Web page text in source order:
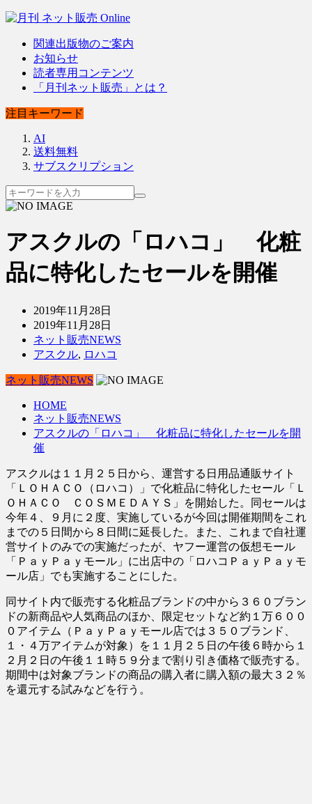
関連出版物のご案内
お知らせ
読者専用コンテンツ
「月刊ネット販売」とは？
注目キーワード
AI
送料無料
サブスクリプション
アスクルの「ロハコ」 化粧
品に特化したセールを開催
2019年11月28日
2019年11月28日
ネット販売NEWS
アスクル, ロハコ
ネット販売NEWS
HOME
ネット販売NEWS
アスクルの「ロハコ」 化粧品に特化したセールを開
催
アスクルは１１月２５日から、運営する日用品通販サイト
「ＬＯＨＡＣＯ（ロハコ）」で化粧品に特化したセール「Ｌ
ＯＨＡＣＯ ＣＯＳＭＥＤＡＹＳ」を開始した。同セールは
今年４、９月に２度、実施しているが今回は開催期間をこれ
までの５日間から８日間に延長した。また、これまで自社運
営サイトのみでの実施だったが、ヤフー運営の仮想モール
「ＰａｙＰａｙモール」に出店中の「ロハコＰａｙＰａｙモ
ール店」でも実施することにした。
同サイト内で販売する化粧品ブランドの中から３６０ブラン
ドの新商品や人気商品のほか、限定セットなど約１万６００
０アイテム（ＰａｙＰａｙモール店では３５０ブランド、
１・４万アイテムが対象）を１１月２５日の午後６時から１
２月２日の午後１１時５９分まで割り引き価格で販売する。
期間中は対象ブランドの商品の購入者に購入額の最大３２％
を還元する試みなどを行う。